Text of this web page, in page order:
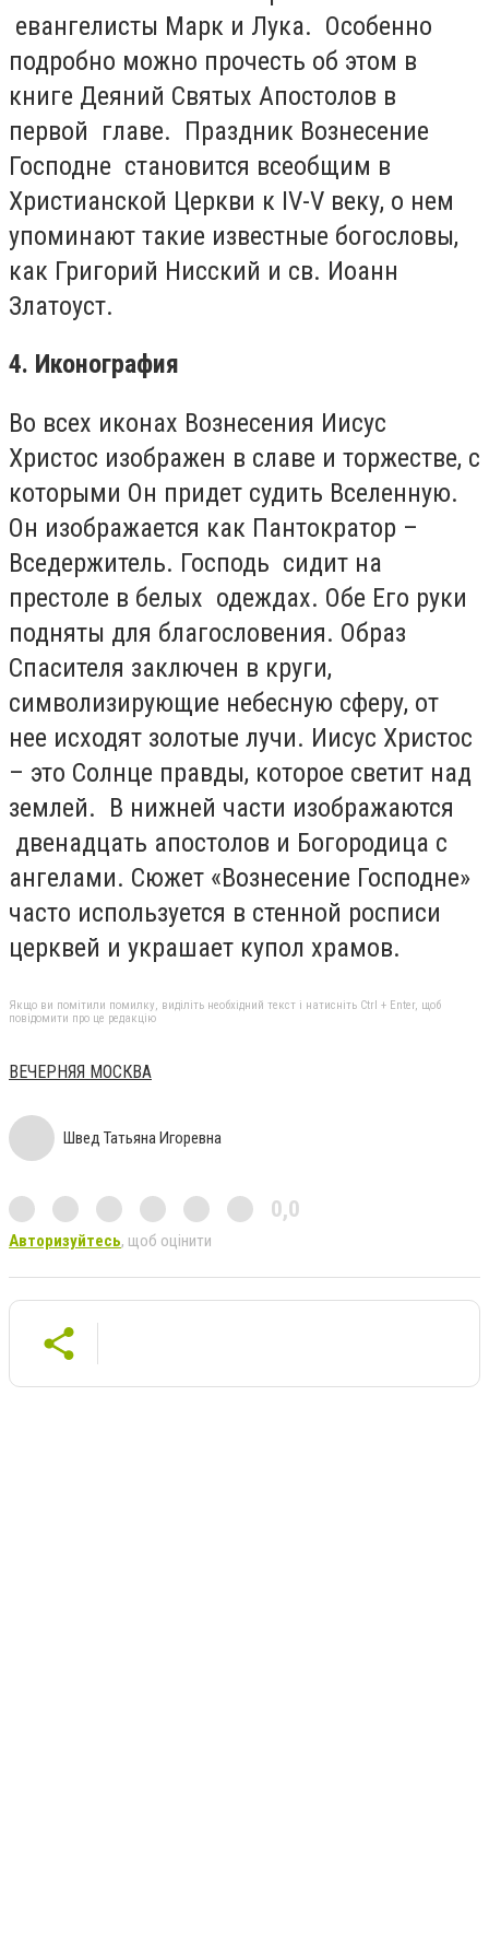
евангелисты Марк и Лука. Особенно
подробно можно прочесть об этом в
книге Деяний Святых Апостолов в
первой главе. Праздник Вознесение
Господне становится всеобщим в
Христианской Церкви к IV-V веку, о нем
упоминают такие известные богословы,
как Григорий Нисский и св. Иоанн
Златоуст.
4. Иконография
Во всех иконах Вознесения Иисус
Христос изображен в славе и торжестве, с
которыми Он придет судить Вселенную.
Он изображается как Пантократор –
Вседержитель. Господь сидит на
престоле в белых одеждах. Обе Его руки
подняты для благословения. Образ
Спасителя заключен в круги,
символизирующие небесную сферу, от
нее исходят золотые лучи. Иисус Христос
– это Солнце правды, которое светит над
землей. В нижней части изображаются
двенадцать апостолов и Богородица с
ангелами. Сюжет «Вознесение Господне»
часто используется в стенной росписи
церквей и украшает купол храмов.
Якщо ви помітили помилку, виділіть необхідний текст і натисніть Ctrl + Enter, щоб
повідомити про це редакцію
ВЕЧЕРНЯЯ МОСКВА
Швед Татьяна Игоревна
0,0
Авторизуйтесь, щоб оцінити